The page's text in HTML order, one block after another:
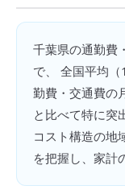
千葉県の通勤費
で、 全国平均（
勤費・交通費の
と比べて特に突
コスト構造の地
を把握し、家計